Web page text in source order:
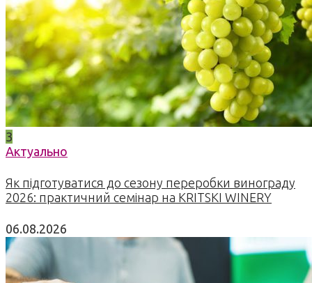
3
Актуально
Як підготуватися до сезону переробки винограду
2026: практичний семінар на KRITSKI WINERY
06.08.2026